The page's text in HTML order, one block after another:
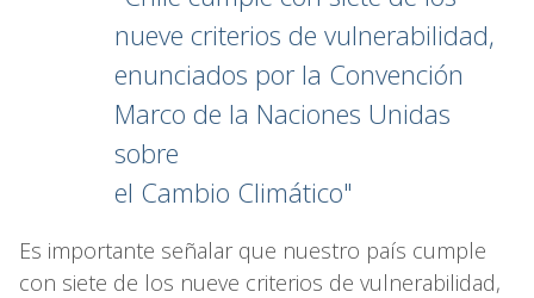
nueve criterios de vulnerabilidad,
enunciados por la Convención
Marco de la Naciones Unidas
sobre
el Cambio Climático"
Es importante señalar que nuestro país cumple
con siete de los nueve criterios de vulnerabilidad,